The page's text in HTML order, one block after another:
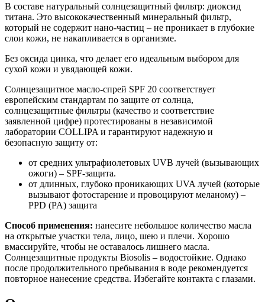
В составе натуральный солнцезащитный фильтр: диоксид
титана. Это высококачественный минеральный фильтр,
который не содержит нано-частиц – не проникает в глубокие
слои кожи, не накапливается в организме.
Без оксида цинка, что делает его идеальным выбором для
сухой кожи и увядающей кожи.
Солнцезащитное масло-спрей SPF 20 соответствует
европейским стандартам по защите от солнца,
солнцезащитные фильтры (качество и соответствие
заявленной цифре) протестированы в независимой
лаборатории COLLIPA и гарантируют надежную и
безопасную защиту от:
от средних ультрафиолетовых UVB лучей (вызывающих
ожоги) – SPF-защита.
от длинных, глубоко проникающих UVA лучей (которые
вызывают фотостарение и провоцируют меланому) –
PPD (PA) защита
Способ применения: нанесите небольшое количество масла
на открытые участки тела, лицо, шею и плечи. Хорошо
вмассируйте, чтобы не оставалось лишнего масла.
Солнцезащитные продукты Biosolis – водостойкие. Однако
после продолжительного пребывания в воде рекомендуется
повторное нанесение средства. Избегайте контакта с глазами.